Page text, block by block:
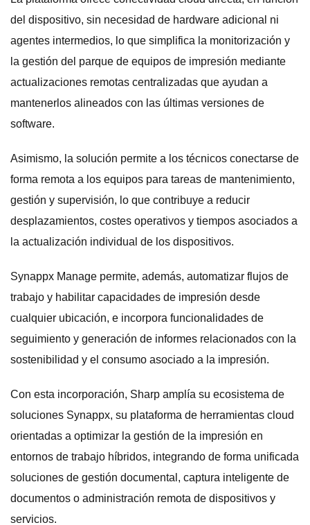
del dispositivo, sin necesidad de hardware adicional ni
agentes intermedios, lo que simplifica la monitorización y
la gestión del parque de equipos de impresión mediante
actualizaciones remotas centralizadas que ayudan a
mantenerlos alineados con las últimas versiones de
software.
Asimismo, la solución permite a los técnicos conectarse de
forma remota a los equipos para tareas de mantenimiento,
gestión y supervisión, lo que contribuye a reducir
desplazamientos, costes operativos y tiempos asociados a
la actualización individual de los dispositivos.
Synappx Manage permite, además, automatizar flujos de
trabajo y habilitar capacidades de impresión desde
cualquier ubicación, e incorpora funcionalidades de
seguimiento y generación de informes relacionados con la
sostenibilidad y el consumo asociado a la impresión.
Con esta incorporación, Sharp amplía su ecosistema de
soluciones Synappx, su plataforma de herramientas cloud
orientadas a optimizar la gestión de la impresión en
entornos de trabajo híbridos, integrando de forma unificada
soluciones de gestión documental, captura inteligente de
documentos o administración remota de dispositivos y
servicios.